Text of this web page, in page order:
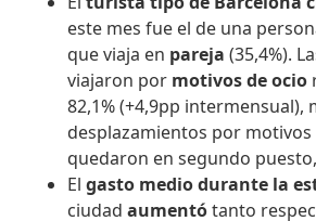
este mes fue el de una
que viaja en pareja (35,4%).
viajaron por motivos de ocio
82,1% (+4,9pp intermensual),
desplazamientos por motivos
quedaron en segundo
Elgasto medio durante la
ciudadaumentótanto